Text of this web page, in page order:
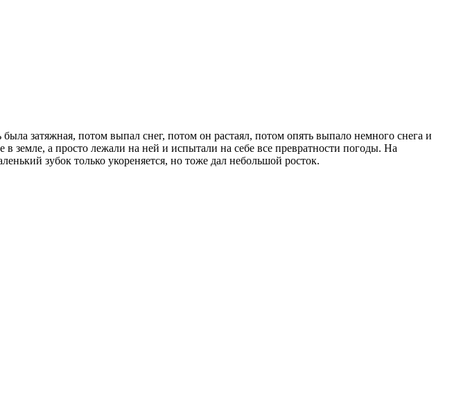
затяжная, потом выпал снег, потом он растаял, потом опять выпало немного снега и
а просто лежали на ней и испытали на себе все превратности погоды. На
зубок только укореняется, но тоже дал небольшой росток.